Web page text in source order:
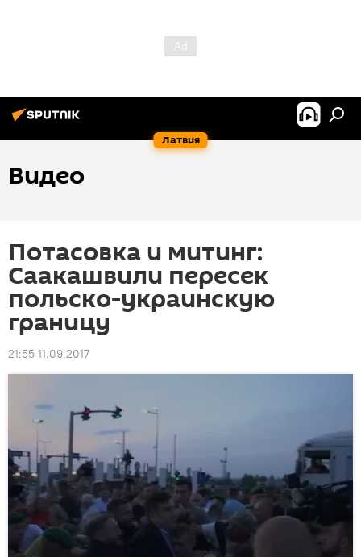
Латвия
Видео
Потасовка и митинг:
Саакашвили пересек
польско-украинскую
границу
21:55 11.09.2017